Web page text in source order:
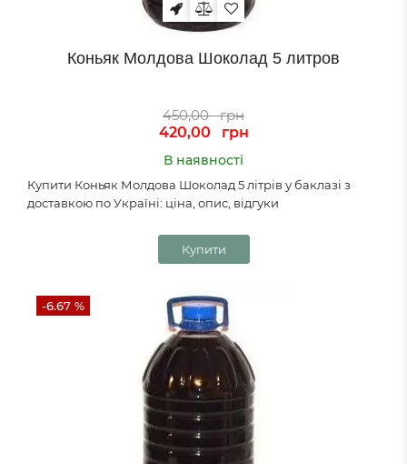
Коньяк Молдова Шоколад 5 литров
450,00
грн
420,00
грн
В наявності
Купити Коньяк Молдова Шоколад 5 літрів у баклазі з
доставкою по Україні: ціна, опис, відгуки
Купити
-6.67 %